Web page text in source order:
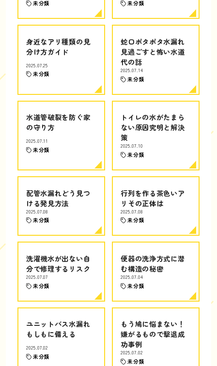
未分類 未分類
身近なアリ種類の見
分け方ガイド
2025.07.25
未分類
蛇口ポタポタ水漏れ
見過ごすと怖い水道
代の話
2025.07.14
未分類
水道管破裂を防ぐ家
の守り方
2025.07.11
未分類
トイレの水がたまら
ない原因究明と解決
策
2025.07.10
未分類
配管水漏れどう見つ
ける発見方法
2025.07.08
未分類
行列を作る茶色いア
リその正体は
2025.07.08
未分類
洗濯機水が出ない自
分で修理するリスク
2025.07.07
未分類
便器の洗浄方式に潜
む構造の秘密
2025.07.04
未分類
ユニットバス水漏れ
もしもに備える
2025.07.02
未分類
もう鳩に悩まない！
嫌がるもので撃退成
功事例
2025.07.02
未分類